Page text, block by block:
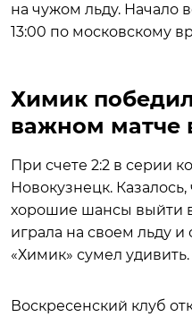
на чужом льду. Начало
13:00 по московскому
Химик
важном матче
При счете 2:2 в серии
Новокузнецк. Казалось,
хорошие шансы выйти
играла на своем льду
«Химик» сумел удивить.
Воскресенский клуб